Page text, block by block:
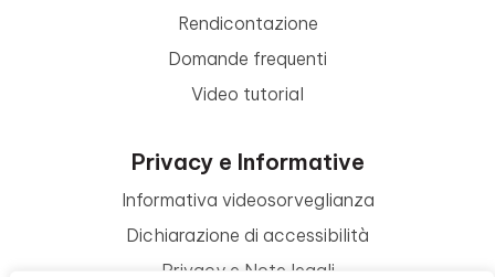
Rendicontazione
Domande frequenti
Video tutorial
Privacy e Informative
Informativa videosorveglianza
Dichiarazione di accessibilità
Privacy e Note legali